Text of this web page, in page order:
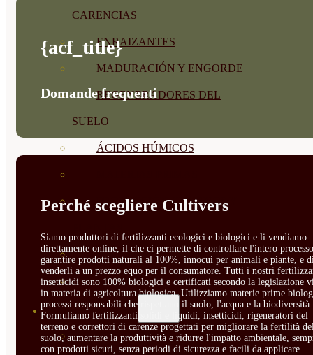
CARENCIAS
ENRAIZANTES
MADURACIÓN Y ENGORDE
REGENERADORES DEL
SUELO
ÁCIDOS HÚMICOS
PROTECCIÓN CULTIVOS Y
PLANTAS INTERIOR
GROWPUNCH
SEMILLAS
VER TODAS
{acf_title}
Domande frequenti
Perché scegliere Cultivers
Siamo produttori di fertilizzanti ecologici e biologici e li vendiamo
direttamente online, il che ci permette di controllare l'intero
garantire prodotti naturali al 100%, innocui per animali e piante, e
venderli a un prezzo equo per il consumatore. Tutti i nostri
insetticidi sono 100% biologici e certificati secondo la legislazione
in materia di agricoltura biologica. Utilizziamo materie prime
processi responsabili che rispettano il suolo, l'acqua e la biodiversità.
Formuliamo fertilizzanti solidi e liquidi, insetticidi, rigeneratori del
terreno e correttori di carenze progettati per migliorare la fertilità
suolo, aumentare la produttività e ridurre l'impatto ambientale,
con prodotti sicuri, senza periodi di sicurezza e facili da applicare.